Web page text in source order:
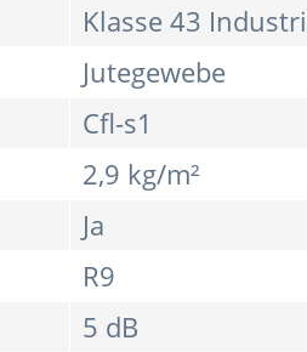
Klasse 43
Jutegewebe
Cfl-s1
2,9 kg/m²
Ja
R9
5 dB